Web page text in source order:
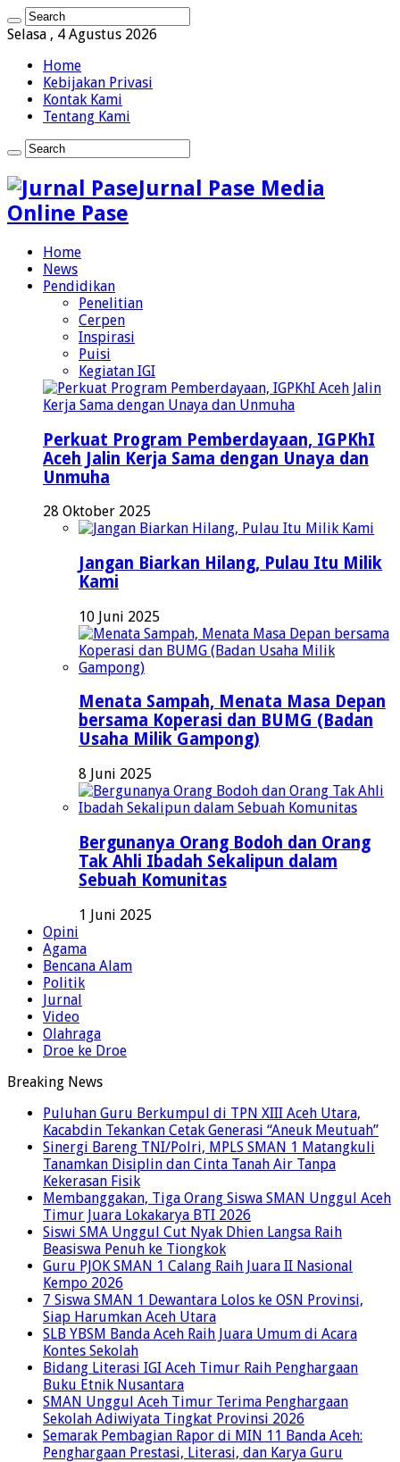
Selasa , 4 Agustus 2026
Home
Kebijakan Privasi
Kontak Kami
Tentang Kami
Jurnal Pase Media
Online Pase
Home
News
Pendidikan
Penelitian
Cerpen
Inspirasi
Puisi
Kegiatan IGI
Perkuat Program Pemberdayaan, IGPKhI
Aceh Jalin Kerja Sama dengan Unaya dan
Unmuha
28 Oktober 2025
Jangan Biarkan Hilang, Pulau Itu Milik
Kami
10 Juni 2025
Menata Sampah, Menata Masa Depan
bersama Koperasi dan BUMG (Badan
Usaha Milik Gampong)
8 Juni 2025
Bergunanya Orang Bodoh dan Orang
Tak Ahli Ibadah Sekalipun dalam
Sebuah Komunitas
1 Juni 2025
Opini
Agama
Bencana Alam
Politik
Jurnal
Video
Olahraga
Droe ke Droe
Breaking News
Puluhan Guru Berkumpul di TPN XIII Aceh Utara,
Kacabdin Tekankan Cetak Generasi “Aneuk Meutuah”
Sinergi Bareng TNI/Polri, MPLS SMAN 1 Matangkuli
Tanamkan Disiplin dan Cinta Tanah Air Tanpa
Kekerasan Fisik
Membanggakan, Tiga Orang Siswa SMAN Unggul Aceh
Timur Juara Lokakarya BTI 2026
Siswi SMA Unggul Cut Nyak Dhien Langsa Raih
Beasiswa Penuh ke Tiongkok
Guru PJOK SMAN 1 Calang Raih Juara II Nasional
Kempo 2026
7 Siswa SMAN 1 Dewantara Lolos ke OSN Provinsi,
Siap Harumkan Aceh Utara
SLB YBSM Banda Aceh Raih Juara Umum di Acara
Kontes Sekolah
Bidang Literasi IGI Aceh Timur Raih Penghargaan
Buku Etnik Nusantara
SMAN Unggul Aceh Timur Terima Penghargaan
Sekolah Adiwiyata Tingkat Provinsi 2026
Semarak Pembagian Rapor di MIN 11 Banda Aceh:
Penghargaan Prestasi, Literasi, dan Karya Guru